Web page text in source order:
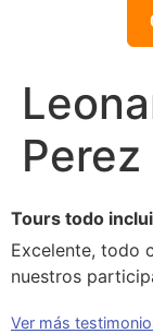
Tours todo
Excelente, todo
nuestros
Ver más